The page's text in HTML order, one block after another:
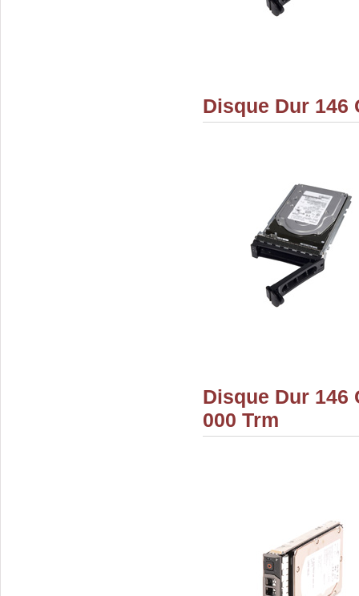
Disque Dur 146
Disque Dur 146
000 Trm